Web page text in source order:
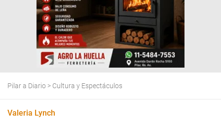
Pilar a Diario > Cultura y Espectáculos
Valeria Lynch